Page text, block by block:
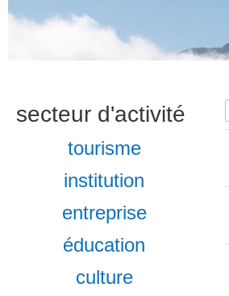
secteur d'activité
tourisme
institution
entreprise
éducation
culture